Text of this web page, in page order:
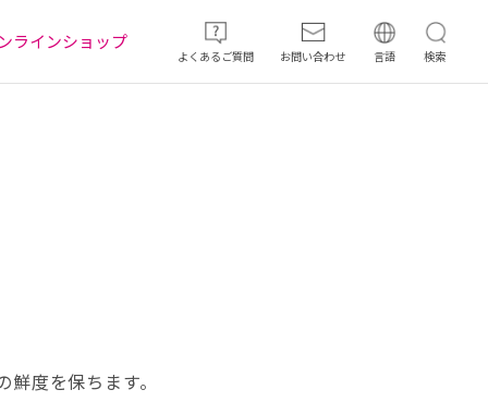
ラインショップ
よくあるご質問 お問い合わせ 言語 検索
度を保ちます。